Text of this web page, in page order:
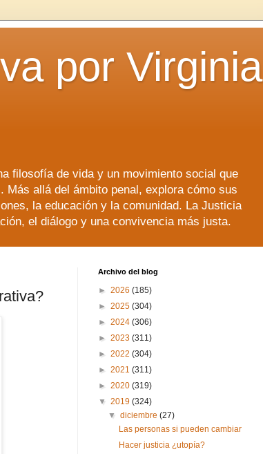
por Virginia
filosofía de vida y un movimiento social que
allá del ámbito penal, explora cómo sus
la educación y la comunidad. La Justicia
el diálogo y una convivencia más justa.
Archivo del blog
► 2026 (185)
► 2025 (304)
► 2024 (306)
► 2023 (311)
► 2022 (304)
► 2021 (311)
► 2020 (319)
▼ 2019 (324)
▼diciembre(27)
Las personas si pueden cambiar
Hacer justicia ¿utopía?